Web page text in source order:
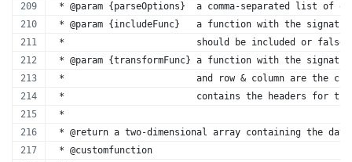
* @param {parseOptions}  a comma-separated list of
* @param {includeFunc}   a function with the
*                        should be included or false
* @param {transformFunc} a function with the
*                        and row & column are the
*                        contains the headers for the
*
* @return a two-dimensional array containing the
* @customfunction